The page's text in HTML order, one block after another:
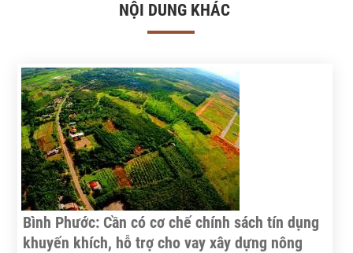
NỘI DUNG KHÁC
Bình Phước: Cần có cơ chế chính sách tín dụng
khuyến khích, hỗ trợ cho vay xây dựng nông